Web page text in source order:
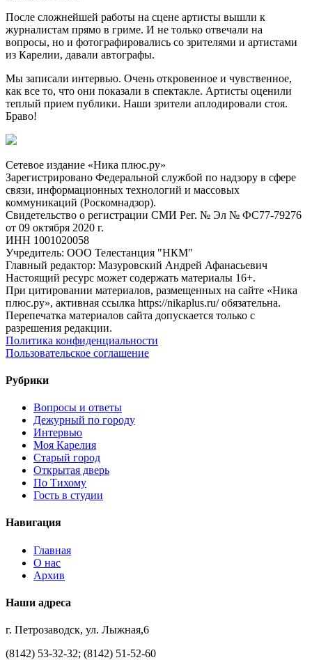
После сложнейшей работы на сцене артисты вышли к
журналистам прямо в гриме. И не только отвечали на
вопросы, но и фотографировались со зрителями и артистами
из Карелии, давали автографы.
Мы записали интервью. Очень откровенное и чувственное,
как все то, что они показали в спектакле. Артисты оценили
теплый прием публики. Наши зрители аплодировали стоя.
Браво!
Сетевое издание «Ника плюс.ру»
Зарегистрировано Федеральной службой по надзору в сфере
связи, информационных технологий и массовых
коммуникаций (Роскомнадзор).
Свидетельство о регистрации СМИ Рег. № Эл № ФС77-79276
от 09 октября 2020 г.
ИНН 1001020058
Учредитель: ООО Телестанция "НКМ"
Главный редактор: Мазуровский Андрей Афанасьевич
Настоящий ресурс может содержать материалы 16+.
При цитировании материалов, размещенных на сайте «Ника
плюс.ру», активная ссылка https://nikaplus.ru/ обязательна.
Перепечатка материалов сайта допускается только с
разрешения редакции.
Политика конфиденциальности
Пользовательское соглашение
Рубрики
Вопросы и ответы
Дежурный по городу
Интервью
Моя Карелия
Старый город
Открытая дверь
По Тихому
Гость в студии
Навигация
Главная
О нас
Архив
Наши адреса
г. Петрозаводск, ул. Лыжная,6
(8142) 53-32-32; (8142) 51-52-60